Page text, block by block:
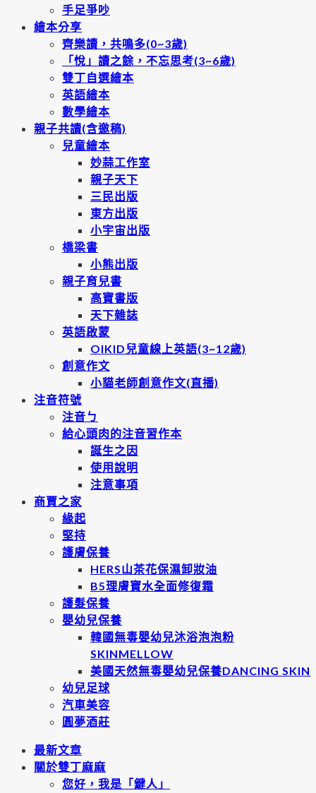
手足爭吵
繪本分享
齊樂讀，共鳴多(0~3歲)
「悅」讀之餘，不忘思考(3~6歲)
雙丁自選繪本
英語繪本
數學繪本
親子共讀(含邀稿)
兒童繪本
妙蒜工作室
親子天下
三民出版
東方出版
小宇宙出版
橋梁書
小熊出版
親子育兒書
高寶書版
天下雜誌
英語啟蒙
OIKID兒童線上英語(3~12歲)
創意作文
小貓老師創意作文(直播)
注音符號
注音ㄅ
給心頭肉的注音習作本
誕生之因
使用說明
注意事項
商賈之家
緣起
堅持
護膚保養
HERS山茶花保濕卸妝油
B5理膚寶水全面修復霜
護髮保養
嬰幼兒保養
韓國無毒嬰幼兒沐浴泡泡粉
SKINMELLOW
美國天然無毒嬰幼兒保養DANCING SKIN
幼兒足球
汽車美容
圓夢酒莊
最新文章
關於雙丁麻麻
您好，我是「鍵人」